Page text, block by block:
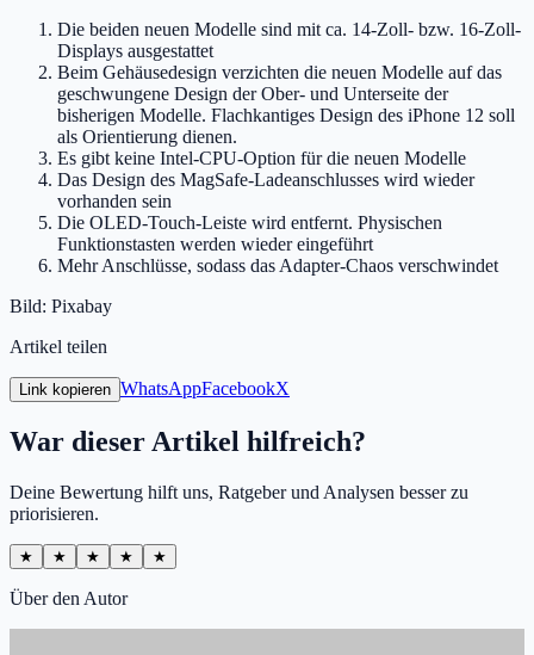
Die beiden neuen Modelle sind mit ca. 14-Zoll- bzw. 16-Zoll-
Displays ausgestattet
Beim Gehäusedesign verzichten die neuen Modelle auf das
geschwungene Design der Ober- und Unterseite der
bisherigen Modelle. Flachkantiges Design des iPhone 12 soll
als Orientierung dienen.
Es gibt keine Intel-CPU-Option für die neuen Modelle
Das Design des MagSafe-Ladeanschlusses wird wieder
vorhanden sein
Die OLED-Touch-Leiste wird entfernt. Physischen
Funktionstasten werden wieder eingeführt
Mehr Anschlüsse, sodass das Adapter-Chaos verschwindet
Bild: Pixabay
Artikel teilen
Link kopieren WhatsAppFacebookX
War dieser Artikel hilfreich?
Deine Bewertung hilft uns, Ratgeber und Analysen besser zu
priorisieren.
★ ★ ★ ★ ★
Über den Autor